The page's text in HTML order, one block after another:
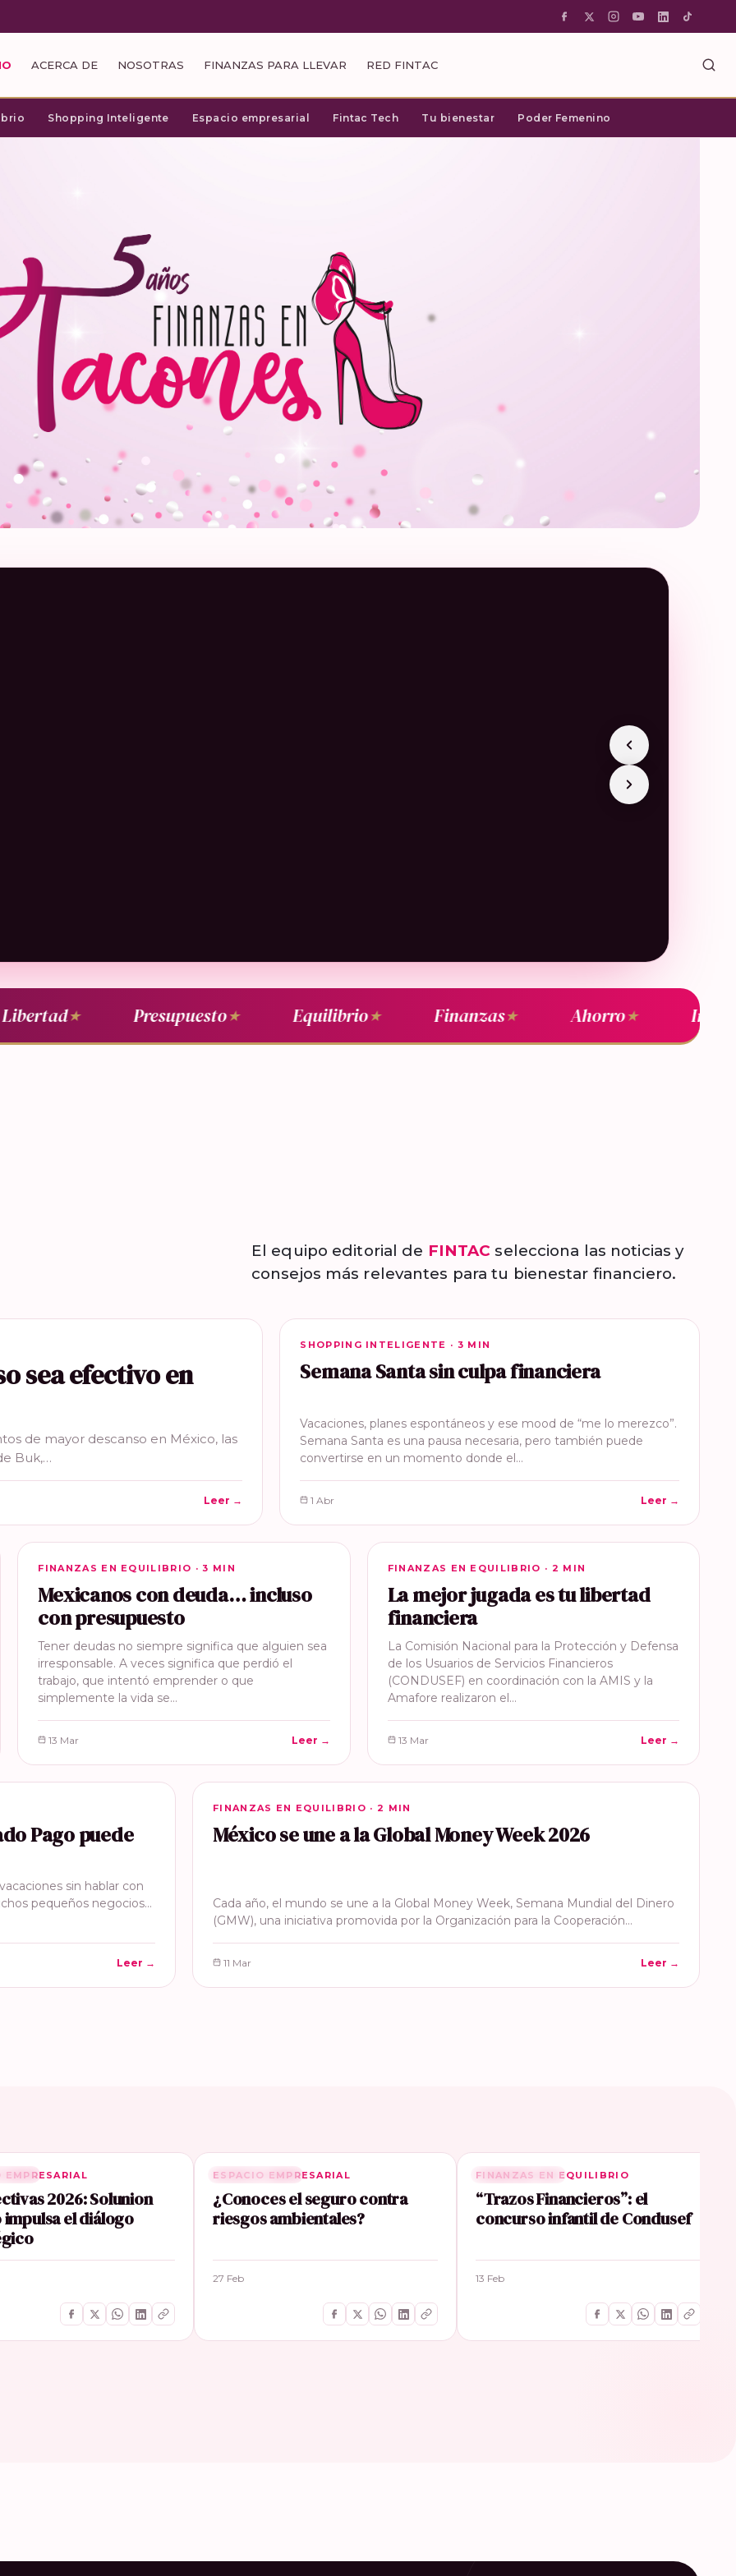
ACERCA DE NOSOTRAS FINANZAS PARA LLEVAR RED FINTAC
Shopping Inteligente Espacio empresarial Fintac Tech Tu bienestar Poder Femenino
Libertad★ Presupuesto★ Equilibrio★ Finanzas★ Ahorro★
El equipo editorial de FINTAC selecciona las noticias y
consejos más relevantes para tu bienestar financiero.
sea efectivo en
de mayor descanso en México, las
Buk,…
Leer →
SHOPPING INTELIGENTE
SHOPPING INTELIGENTE · 3 MIN
Semana Santa sin culpa financiera
Vacaciones, planes espontáneos y ese mood de “me lo merezco”.
Semana Santa es una pausa necesaria, pero también puede
convertirse en un momento donde el…
1 Abr Leer →
FINANZAS EN EQUILIBRIO
FINANZAS EN EQUILIBRIO · 3 MIN
Mexicanos con deuda… incluso
con presupuesto
Tener deudas no siempre significa que alguien sea
irresponsable. A veces significa que perdió el
trabajo, que intentó emprender o que
simplemente la vida se…
13 Mar Leer →
FINANZAS EN EQUILIBRIO
FINANZAS EN EQUILIBRIO · 2 MIN
La mejor jugada es tu libertad
financiera
La Comisión Nacional para la Protección y Defensa
de los Usuarios de Servicios Financieros
(CONDUSEF) en coordinación con la AMIS y la
Amafore realizaron el…
13 Mar Leer →
Pago puede
sin hablar con
pequeños negocios…
Leer →
FINANZAS EN EQUILIBRIO
FINANZAS EN EQUILIBRIO · 2 MIN
México se une a la Global Money Week 2026
Cada año, el mundo se une a la Global Money Week, Semana Mundial del Dinero
(GMW), una iniciativa promovida por la Organización para la Cooperación…
11 Mar Leer →
EMPRESARIAL
2026: Solunion
impulsa el diálogo
RELACIONADA
ESPACIO EMPRESARIAL
¿Conoces el seguro contra
riesgos ambientales?
27 Feb
RELACIONADA
FINANZAS EN EQUILIBRIO
“Trazos Financieros”: el
concurso infantil de Condusef
13 Feb